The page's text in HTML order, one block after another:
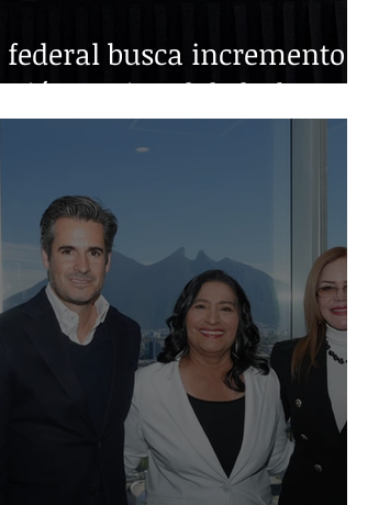
federal busca incremento
nacional de leche